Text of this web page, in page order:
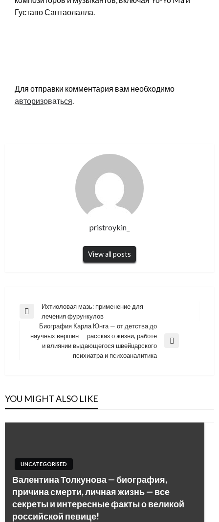
Густаво Сантаолалла.
Для отправки комментария вам необходимо
авторизоваться.
pristroykin_
View all posts
Навигация
записям
Previous
Ихтиоловая мазь: применение для
лечения фурункулов
Биография Карла Юнга — от детства до
научных вершин — рассказ о жизни, работе
и влиянии выдающегося швейцарского
психиатра и психоаналитика
YOU MIGHT ALSO LIKE
UNCATEGORISED
Валентина Толкунова — биография,
причина смерти, личная жизнь — все
секреты и интересные факты о великой
российской певице!